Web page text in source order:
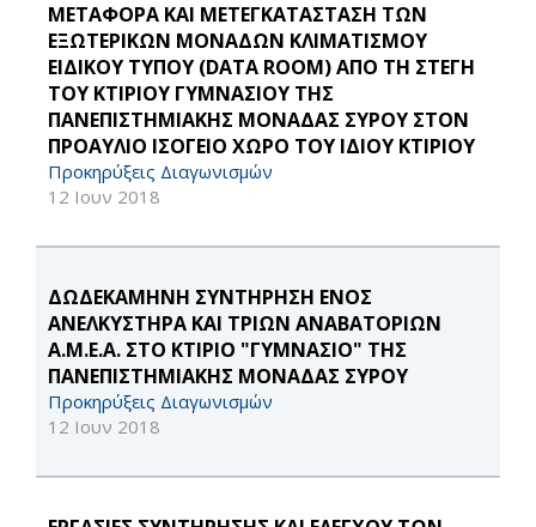
ΜΕΤΑΦΟΡΑ ΚΑΙ ΜΕΤΕΓΚΑΤΑΣΤΑΣΗ ΤΩΝ
ΕΞΩΤΕΡΙΚΩΝ ΜΟΝΑΔΩΝ ΚΛΙΜΑΤΙΣΜΟΥ
ΕΙΔΙΚΟΥ ΤΥΠΟΥ (DATA ROOM) ΑΠΟ ΤΗ ΣΤΕΓΗ
ΤΟΥ ΚΤΙΡΙΟΥ ΓΥΜΝΑΣΙΟΥ ΤΗΣ
ΠΑΝΕΠΙΣΤΗΜΙΑΚΗΣ ΜΟΝΑΔΑΣ ΣΥΡΟΥ ΣΤΟΝ
ΠΡΟΑΥΛΙΟ ΙΣΟΓΕΙΟ ΧΩΡΟ ΤΟΥ ΙΔΙΟΥ ΚΤΙΡΙΟΥ
Προκηρύξεις Διαγωνισμών
12 Ιουν 2018
ΔΩΔΕΚΑΜΗΝΗ ΣΥΝΤΗΡΗΣΗ ΕΝΟΣ
ΑΝΕΛΚΥΣΤΗΡΑ ΚΑΙ ΤΡΙΩΝ ΑΝΑΒΑΤΟΡΙΩΝ
Α.Μ.Ε.Α. ΣΤΟ ΚΤΙΡΙΟ "ΓΥΜΝΑΣΙΟ" ΤΗΣ
ΠΑΝΕΠΙΣΤΗΜΙΑΚΗΣ ΜΟΝΑΔΑΣ ΣΥΡΟΥ
Προκηρύξεις Διαγωνισμών
12 Ιουν 2018